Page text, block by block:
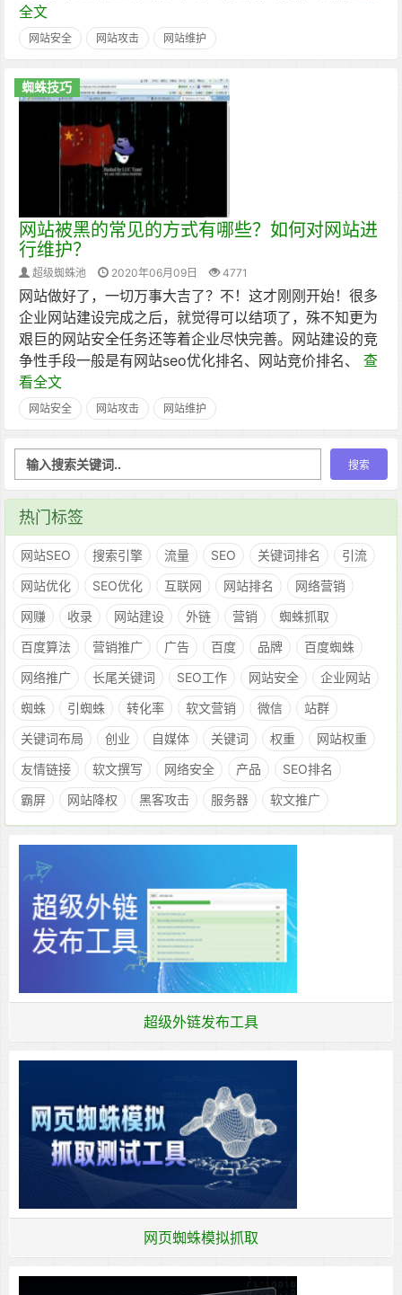
全文
网站安全 网站攻击 网站维护
蜘蛛技巧
网站被黑的常见的方式有哪些？如何对网站进
行维护？
超级蜘蛛池 2020年06月09日 4771
网站做好了，一切万事大吉了？不！这才刚刚开始！很多
企业网站建设完成之后，就觉得可以结项了，殊不知更为
艰巨的网站安全任务还等着企业尽快完善。网站建设的竞
争性手段一般是有网站seo优化排名、网站竞价排名、 查
看全文
网站安全 网站攻击 网站维护
热门标签
网站SEO 搜索引擎 流量 SEO 关键词排名
引流
网站优化
SEO优化 互联网 网站排名
网络营销
网赚
收录 网站建设 外链 营销
蜘蛛抓取
百度算法
营销推广 广告 百度 品牌
百度蜘蛛
网络推广
长尾关键词 SEO工作 网站安全
企业网站
蜘蛛
引蜘蛛 转化率 软文营销 微信
站群
关键词布局
创业 自媒体 关键词 权重
网站权重
友情链接
软文撰写 网络安全 产品
SEO排名
霸屏
网站降权 黑客攻击 服务器 软文推广
超级外链发布工具
网页蜘蛛模拟抓取